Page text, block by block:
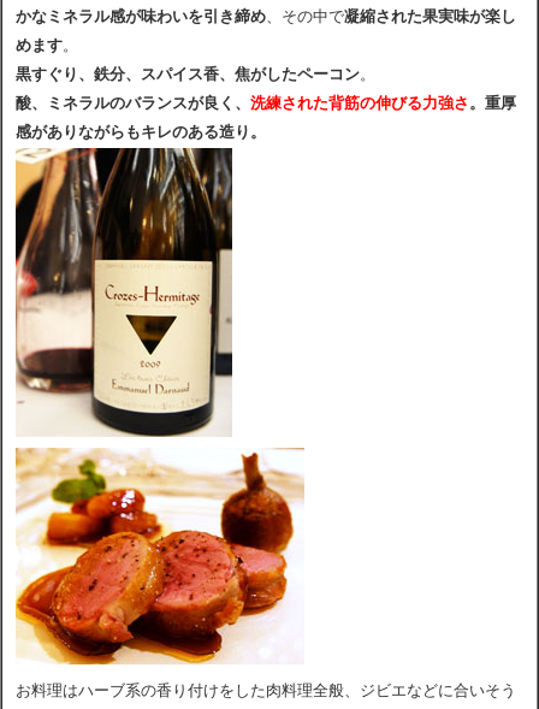
かなミネラル感が味わいを引き締め、その中で凝縮された果実味が楽し
めます。
黒すぐり、鉄分、スパイス香、焦がしたペーコン。
酸、ミネラルのバランスが良く、 洗練された背筋の伸びる力強さ 。重厚
感がありながらもキレのある造り。
お料理はハーブ系の香り付けをした肉料理全般、ジビエなどに合いそう